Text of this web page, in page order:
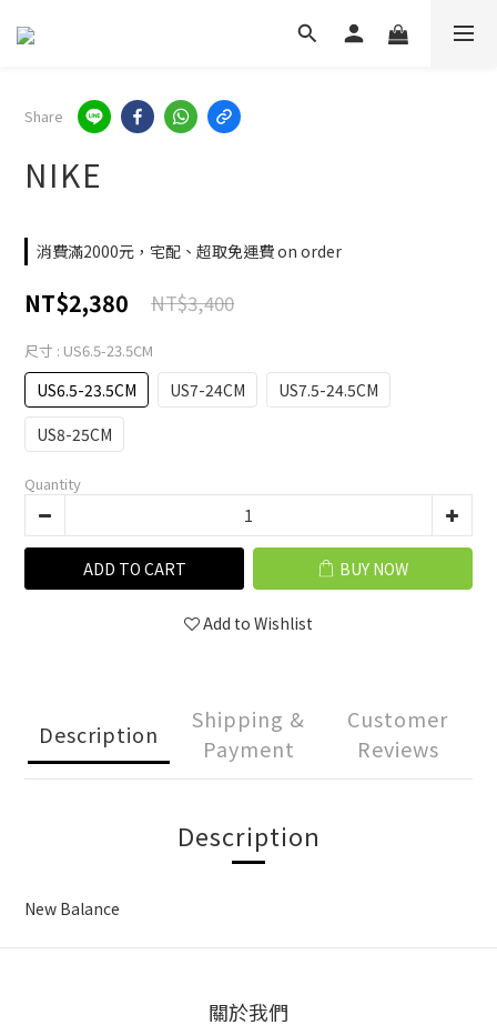
Share
NIKE
消費滿2000元，宅配、超取免運費 on order
NT$2,380 NT$3,400
尺寸 : US6.5-23.5CM
US6.5-23.5CM US7-24CM
US7.5-24.5CM
US8-25CM
Quantity
ADD TO CART BUY NOW
Add to Wishlist
Description
Shipping &
Payment
Customer
Reviews
Description
New Balance
關於我們